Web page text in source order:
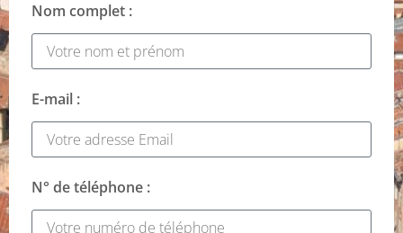
Nom complet :
E-mail :
N° de téléphone :